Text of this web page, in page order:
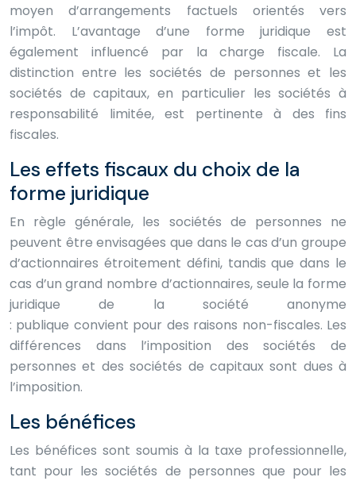
moyen d’arrangements factuels orientés vers
l’impôt. L’avantage d’une forme juridique est
également influencé par la charge fiscale. La
distinction entre les sociétés de personnes et les
sociétés de capitaux, en particulier les sociétés à
responsabilité limitée, est pertinente à des fins
fiscales.
Les effets fiscaux du choix de la
forme juridique
En règle générale, les sociétés de personnes ne
peuvent être envisagées que dans le cas d’un groupe
d’actionnaires étroitement défini, tandis que dans le
cas d’un grand nombre d’actionnaires, seule la forme
juridique de la société anonyme
: publique convient pour des raisons non-fiscales. Les
différences dans l’imposition des sociétés de
personnes et des sociétés de capitaux sont dues à
l’imposition.
Les bénéfices
Les bénéfices sont soumis à la taxe professionnelle,
tant pour les sociétés de personnes que pour les